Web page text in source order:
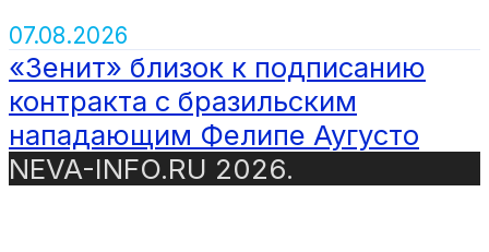
07.08.2026
«Зенит» близок к подписанию
контракта с бразильским
нападающим Фелипе Аугусто
NEVA-INFO.RU 2026.